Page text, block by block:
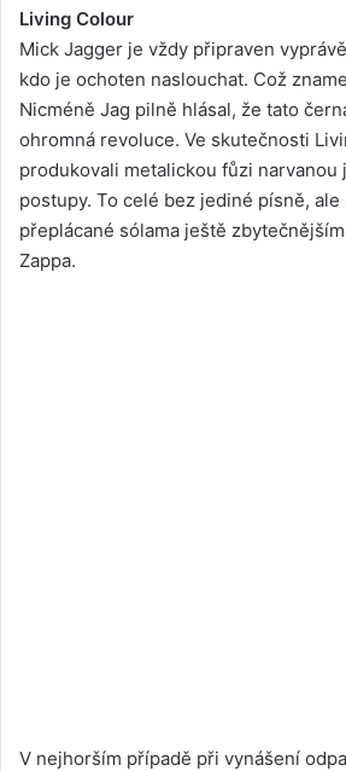
Living Colour
Mick Jagger je vždy připraven
kdo je ochoten naslouchat. Což
Nicméně Jag pilně hlásal, že tato
ohromná revoluce. Ve skutečnosti
produkovali metalickou fůzi narvanou
postupy. To celé bez jediné písně,
přeplácané sólama ještě
Zappa.
V nejhorším případě při vynášení